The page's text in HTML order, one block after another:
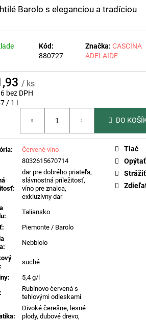
Barolo s eleganciou a tradíciou
Kód:
880727
Značka:CASCINA
ADELAIDE
/ ks
bez DPH
/ 1 l
DO
:
Červené víno
8032615670714
:
dar pre dobrého priateľa,
slávnostná príležitosť,
víno pre znalca,
exkluzívny dar
:
Taliansko
:
Piemonte / Barolo
:
Nebbiolo
:
suché
:
5,4 g/l
:
Rubínovo červená s
tehlovými odleskami
:
Divoké čerešne, lesné
plody, dubové drevo,
Tlač
Strážiť
DI VALDOBBIADENE
PROSECCO
0,75LREFERENČNÉ